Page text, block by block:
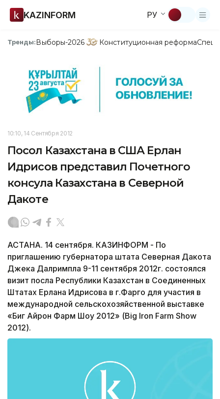
KAZINFORM РУ
Тренды:Выборы-2026 Конституционная реформа
10:10, 14 Сентября 2012
Посол Казахстана в США Ерлан
Идрисов представил Почетного
консула Казахстана в Северной
Дакоте
АСТАНА. 14 сентября. КАЗИНФОРМ - По
приглашению губернатора штата Северная Дакота
Джека Далримпла 9-11 сентября 2012г. состоялся
визит посла Республики Казахстан в Соединенных
Штатах Ерлана Идрисова в г.Фарго для участия в
международной сельскохозяйственной выставке
«Биг Айрон Фарм Шоу 2012» (Big Iron Farm Show
2012).